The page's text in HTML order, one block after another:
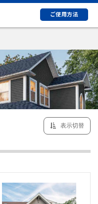
ご使用方法
表示切替